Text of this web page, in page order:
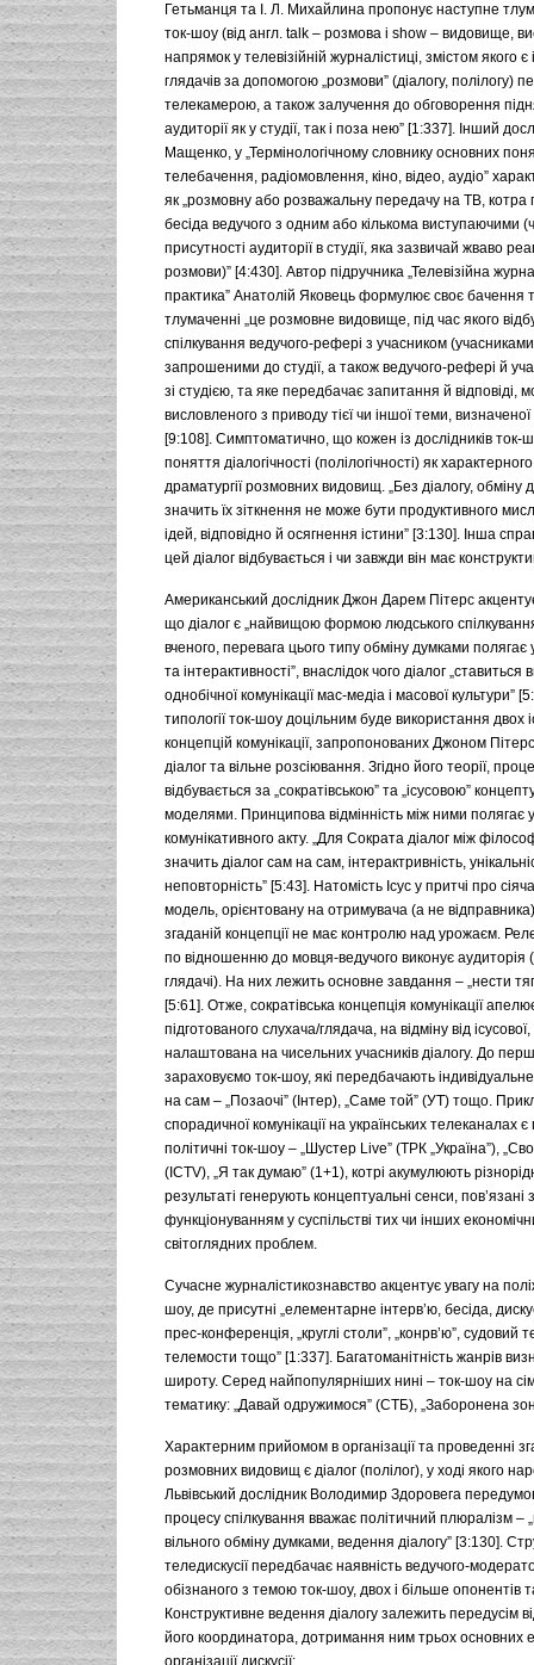
Гетьманця та І. Л. Михайлина пропонує наступне
ток-шоу (від англ. talk – розмова і show – видовище,
напрямок у телевізійній журналістиці, змістом якого
глядачів за допомогою „розмови” (діалогу, полілогу)
телекамерою, а також залучення до обговорення
аудиторії як у студії, так і поза нею” [1:337]. Інший
Мащенко, у „Термінологічному словнику основних
телебачення, радіомовлення, кіно, відео, аудіо”
як „розмовну або розважальну передачу на ТВ, котра
бесіда ведучого з одним або кількома виступаючими
присутності аудиторії в студії, яка зазвичай жваво
розмови)” [4:430]. Автор підручника „Телевізійна
практика” Анатолій Яковець формулює своє бачення
тлумаченні „це розмовне видовище, під час якого
спілкування ведучого-рефері з учасником
запрошеними до студії, а також ведучого-рефері й
зі студією, та яке передбачає запитання й відповіді,
висловленого з приводу тієї чи іншої теми, визначеної
[9:108]. Симптоматично, що кожен із дослідників ток-
поняття діалогічності (полілогічності) як
драматургії розмовних видовищ. „Без діалогу, обміну
значить їх зіткнення не може бути продуктивного
ідей, відповідно й осягнення істини” [3:130]. Інша
цей діалог відбувається і чи завжди він має
Американський дослідник Джон Дарем Пітерс
що діалог є „найвищою формою людського
вченого, перевага цього типу обміну думками полягає
та інтерактивності”, внаслідок чого діалог „ставиться
однобічної комунікації мас-медіа і масової культури”
типології ток-шоу доцільним буде використання двох
концепцій комунікації, запропонованих Джоном
діалог та вільне розсіювання. Згідно його теорії,
відбувається за „сократівською” та „ісусовою”
моделями. Принципова відмінність між ними полягає
комунікативного акту. „Для Сократа діалог між
значить діалог сам на сам, інтерактривність,
неповторність” [5:43]. Натомість Ісус у притчі про
модель, орієнтовану на отримувача (а не
згаданій концепції не має контролю над урожаєм.
по відношенню до мовця-ведучого виконує аудиторія
глядачі). На них лежить основне завдання – „нести
[5:61]. Отже, сократівська концепція комунікації
підготованого слухача/глядача, на відміну від
налаштована на чисельних учасників діалогу. До
зараховуємо ток-шоу, які передбачають
на сам – „Позаочі” (Інтер), „Саме той” (УТ) тощо.
спорадичної комунікації на українських телеканалах
політичні ток-шоу – „Шустер Live” (ТРК „Україна”),
(ICTV), „Я так думаю” (1+1), котрі акумулюють
результаті генерують концептуальні сенси,
функціонуванням у суспільстві тих чи інших
світоглядних проблем.
Сучасне журналістикознавство акцентує увагу на
шоу, де присутні „елементарне інтерв’ю, бесіда,
прес-конференція, „круглі столи”, „конрв’ю”, судовий
телемости тощо” [1:337]. Багатоманітність жанрів
широту. Серед найпопулярніших нині – ток-шоу на
тематику: „Давай одружимося” (СТБ), „Заборонена
Характерним прийомом в організації та проведенні
розмовних видовищ є діалог (полілог), у ході якого
Львівський дослідник Володимир Здоровега
процесу спілкування вважає політичний плюралізм –
вільного обміну думками, ведення діалогу” [3:130].
теледискусії передбачає наявність ведучого-
обізнаного з темою ток-шоу, двох і більше опонентів та
Конструктивне ведення діалогу залежить передусім
його координатора, дотримання ним трьох основних
організації дискусії: